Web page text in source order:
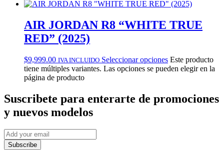
AIR JORDAN R8 “WHITE TRUE
RED” (2025)
$9,999.00 IVA INCLUIDO Seleccionar opciones Este producto
tiene múltiples variantes. Las opciones se pueden elegir en la
página de producto
Suscribete para enterarte de promociones
y nuevos modelos
Subscribe